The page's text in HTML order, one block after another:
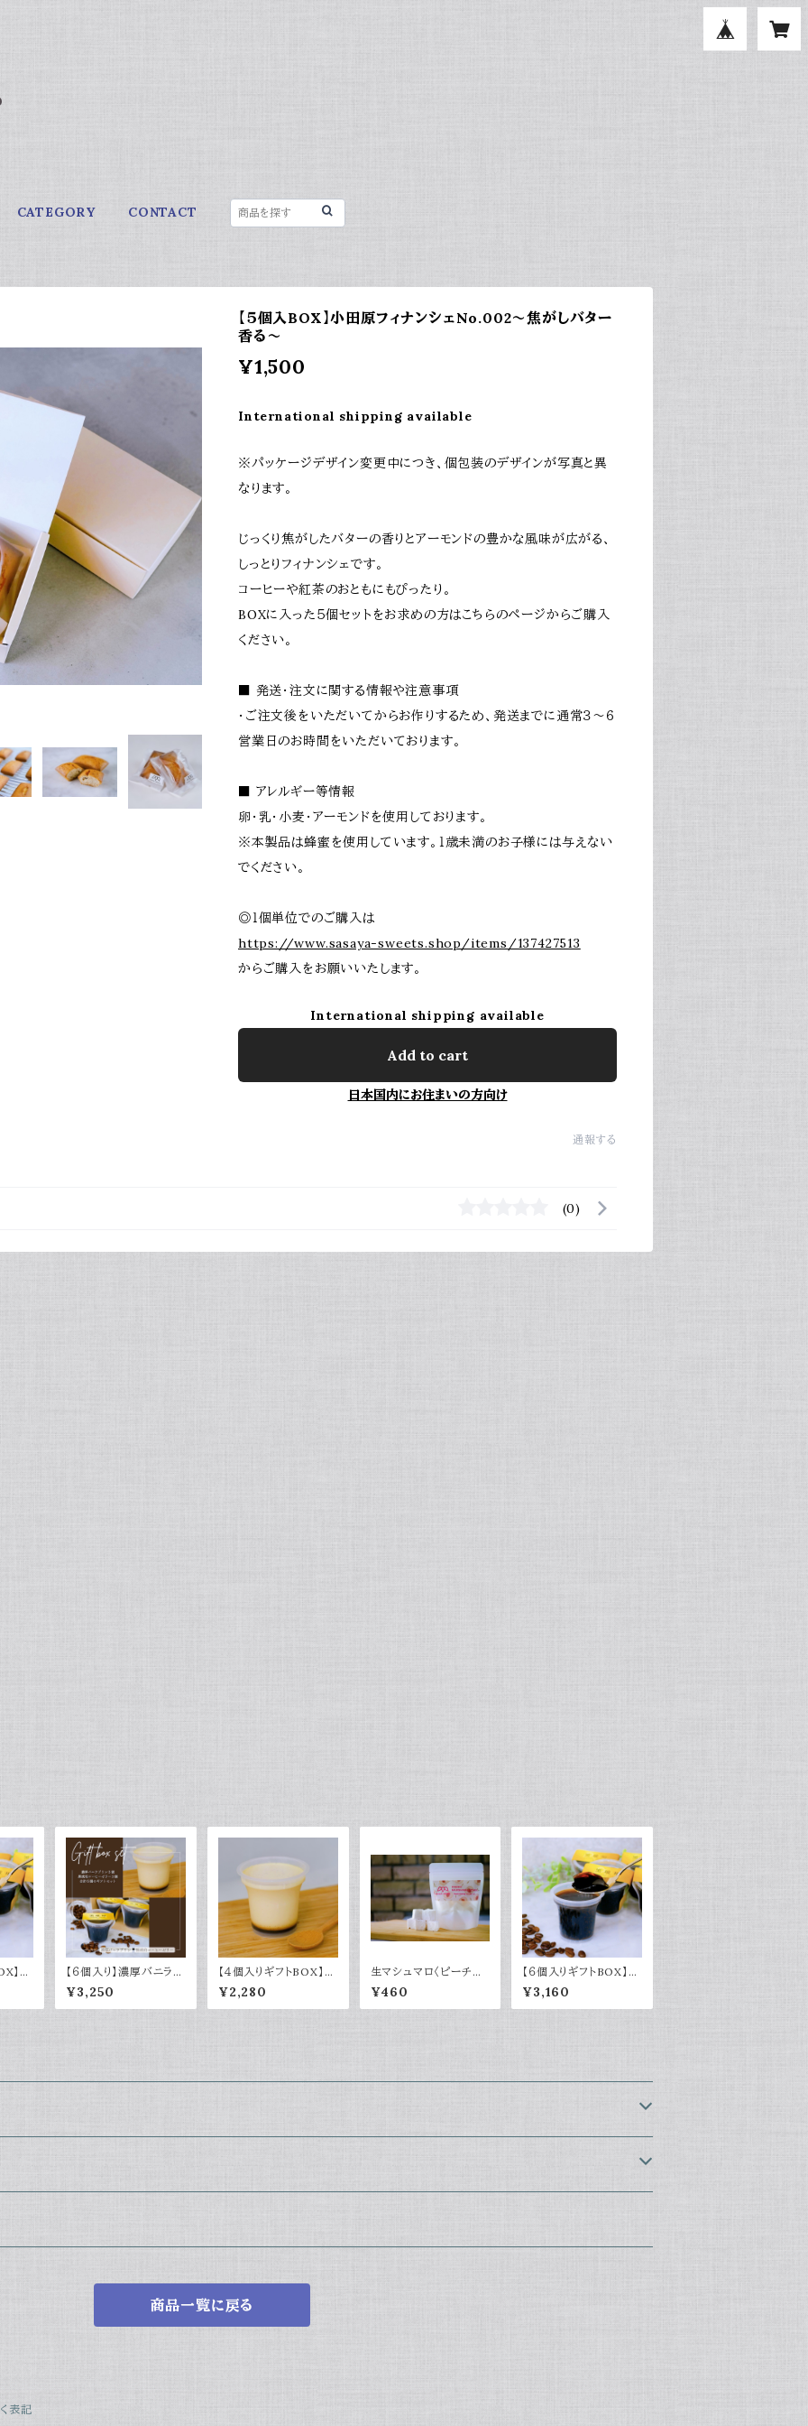
CATEGORY CONTACT
【５個入BOX】小田原フィナンシェNo.002～焦がしバター
香る～
¥1,500
International shipping available
※パッケージデザイン変更中につき、個包装のデザインが写真と異
なります。
じっくり焦がしたバターの香りとアーモンドの豊かな風味が広がる、
しっとりフィナンシェです。
コーヒーや紅茶のおともにもぴったり。
BOXに入った５個セットをお求めの方はこちらのページからご購入
ください。
■ 発送・注文に関する情報や注意事項
・ご注文後をいただいてからお作りするため、発送までに通常３～６
営業日のお時間をいただいております。
■ アレルギー等情報
卵・乳・小麦・アーモンドを使用しております。
※本製品は蜂蜜を使用しています。１歳未満のお子様には与えない
でください。
◎１個単位でのご購入は
https://www.sasaya-sweets.shop/items/137427513
からご購入をお願いいたします。
International shipping available
Add to cart
日本国内にお住まいの方向け
通報する
(0)
】黒
【６個入り】濃厚バニラプ
リン＆黒琥珀コーヒーゼ
リーギフト
¥3,250
【４個入りギフトBOX】濃
厚バニラプリン
¥2,280
生マシュマロ〈ピーチウ
ーロン〉
¥460
【６個入りギフトBOX】黒
琥珀コーヒーゼリー
¥3,160
商品一覧に戻る
表記